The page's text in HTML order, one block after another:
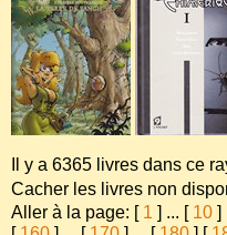
Il y a 6365 livres dans ce
Cacher les livres non
Aller à la page: [ 1 ] ... [ 10 ]